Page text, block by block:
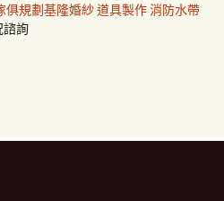
俱規劃基隆婚紗道具製作消防水帶
諮詢